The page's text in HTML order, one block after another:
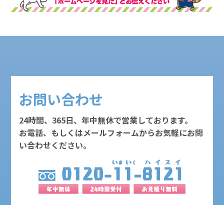
お問い合わせ
24時間、365日、年中無休で営業しております。
お電話、もしくはメールフォームからお気軽にお問
い合わせください。